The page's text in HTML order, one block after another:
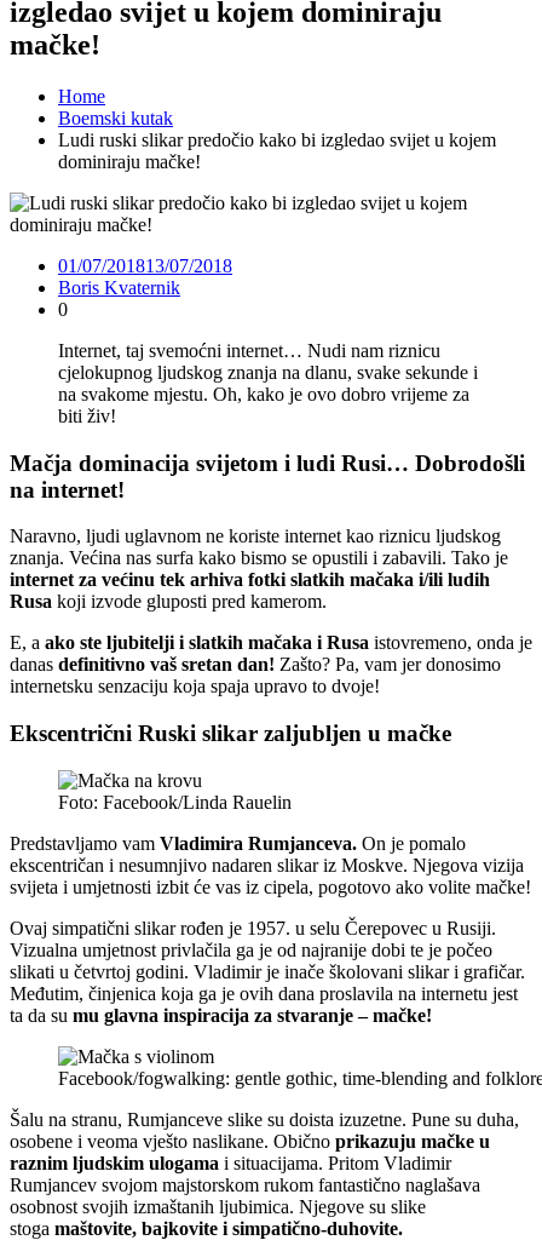
izgledao svijet u kojem dominiraju
mačke!
Home
Boemski kutak
Ludi ruski slikar predočio kako bi izgledao svijet u kojem
dominiraju mačke!
01/07/201813/07/2018
Boris Kvaternik
0
Internet, taj svemoćni internet… Nudi nam riznicu
cjelokupnog ljudskog znanja na dlanu, svake sekunde i
na svakome mjestu. Oh, kako je ovo dobro vrijeme za
biti živ!
Mačja dominacija svijetom i ludi Rusi… Dobrodošli
na internet!
Naravno, ljudi uglavnom ne koriste internet kao riznicu ljudskog
znanja. Većina nas surfa kako bismo se opustili i zabavili. Tako je
internet za većinu tek arhiva fotki slatkih mačaka i/ili ludih
Rusa koji izvode gluposti pred kamerom.
E, a ako ste ljubitelji i slatkih mačaka i Rusa istovremeno, onda je
danas definitivno vaš sretan dan! Zašto? Pa, vam jer donosimo
internetsku senzaciju koja spaja upravo to dvoje!
Ekscentrični Ruski slikar zaljubljen u mačke
Foto: Facebook/Linda Rauelin
Predstavljamo vam Vladimira Rumjanceva. On je pomalo
ekscentričan i nesumnjivo nadaren slikar iz Moskve. Njegova vizija
svijeta i umjetnosti izbit će vas iz cipela, pogotovo ako volite mačke!
Ovaj simpatični slikar rođen je 1957. u selu Čerepovec u Rusiji.
Vizualna umjetnost privlačila ga je od najranije dobi te je počeo
slikati u četvrtoj godini. Vladimir je inače školovani slikar i grafičar.
Međutim, činjenica koja ga je ovih dana proslavila na internetu jest
ta da su mu glavna inspiracija za stvaranje – mačke!
Facebook/fogwalking: gentle gothic, time-blending and
Šalu na stranu, Rumjanceve slike su doista izuzetne. Pune su duha,
osobene i veoma vješto naslikane. Obično prikazuju mačke u
raznim ljudskim ulogama i situacijama. Pritom Vladimir
Rumjancev svojom majstorskom rukom fantastično naglašava
osobnost svojih izmaštanih ljubimica. Njegove su slike
stoga maštovite, bajkovite i simpatično-duhovite.